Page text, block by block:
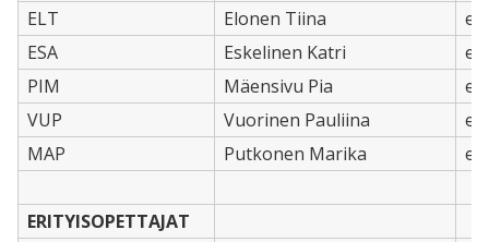
ELT
Elonen Tiina
ESA
Eskelinen Katri
PIM
Mäensivu Pia
VUP
Vuorinen Pauliina
MAP
Putkonen Marika
ERITYISOPETTAJAT